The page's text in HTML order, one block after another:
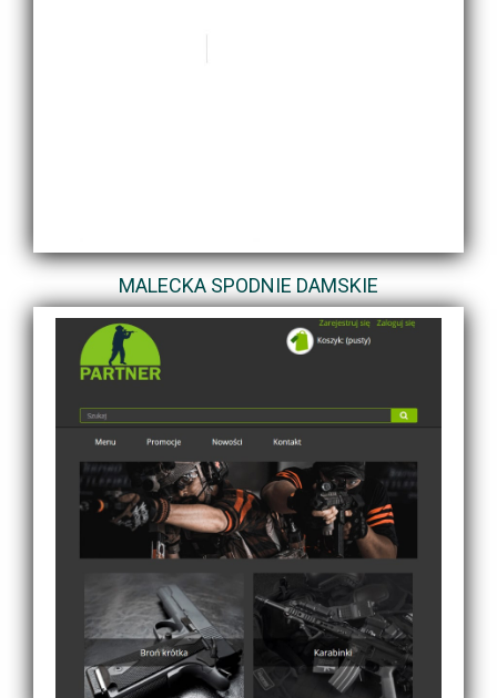
MALECKA SPODNIE DAMSKIE